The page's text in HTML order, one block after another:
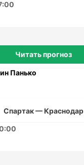
Читать прогноз
Панько
Спартак — Краснодар